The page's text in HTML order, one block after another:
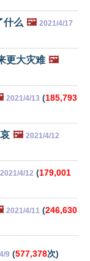
什么 🖼️ 2021/4/17
更大灾难 🖼️
2021/4/13 (185,793
🖼️ 2021/4/12
2021/4/12 (179,001
2021/4/11 (246,630
9 (577,378次)